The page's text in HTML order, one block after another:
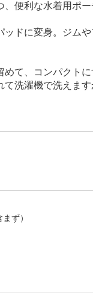
便利な水着用ポ
ッドに変身。ジム
て、コンパクト
洗濯機で洗えます
ず）